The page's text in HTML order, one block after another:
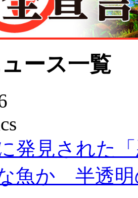
ース一覧
発見された
魚か 半透明